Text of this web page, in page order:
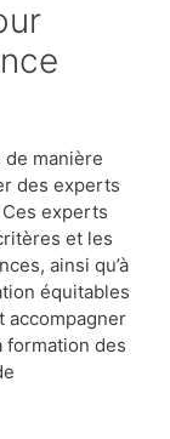
manière
des experts
experts
et les
ainsi qu’à
équitables
accompagner
formation des